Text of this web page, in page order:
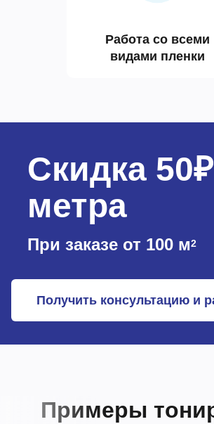
Работа со всеми
видами пленки
Скидка
метра
При заказе от 100 м2
Получить консультацию и
Примеры